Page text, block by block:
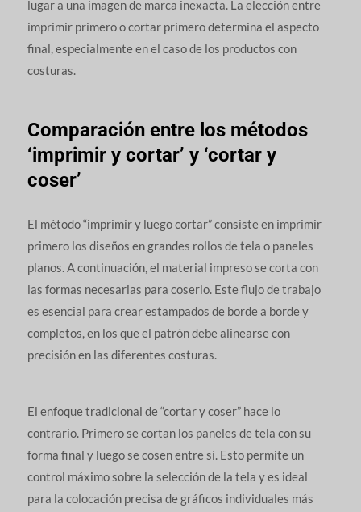
lugar a una imagen de marca inexacta. La elección entre
imprimir primero o cortar primero determina el aspecto
final, especialmente en el caso de los productos con
costuras.
Comparación entre los métodos
‘imprimir y cortar’ y ‘cortar y
coser’
El método “imprimir y luego cortar” consiste en imprimir
primero los diseños en grandes rollos de tela o paneles
planos. A continuación, el material impreso se corta con
las formas necesarias para coserlo. Este flujo de trabajo
es esencial para crear estampados de borde a borde y
completos, en los que el patrón debe alinearse con
precisión en las diferentes costuras.
El enfoque tradicional de “cortar y coser” hace lo
contrario. Primero se cortan los paneles de tela con su
forma final y luego se cosen entre sí. Esto permite un
control máximo sobre la selección de la tela y es ideal
para la colocación precisa de gráficos individuales más